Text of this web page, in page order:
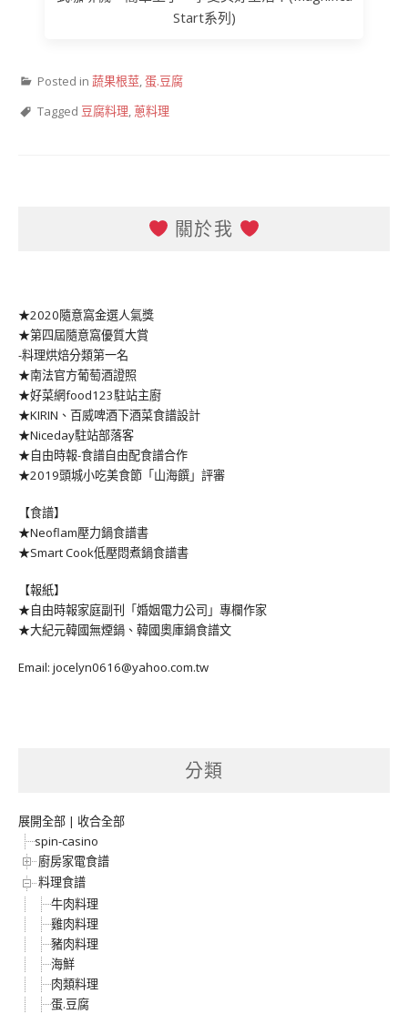
Start系列)
Posted in 蔬果根莖,蛋.豆腐
Tagged 豆腐料理,蔥料理
關於我
★2020隨意窩金選人氣獎
★第四屆隨意窩優質大賞
-料理烘焙分類第一名
★南法官方葡萄酒證照
★好菜網food123駐站主廚
★KIRIN、百威啤酒下酒菜食譜設計
★Niceday駐站部落客
★自由時報-食譜自由配食譜合作
★2019頭城小吃美食節「山海饌」評審
【食譜】
★Neoflam壓力鍋食譜書
★Smart Cook低壓悶煮鍋食譜書
【報紙】
★自由時報家庭副刊「婚姻電力公司」專欄作家
★大紀元韓國無煙鍋、韓國奧庫鍋食譜文
Email: jocelyn0616@yahoo.com.tw
分類
展開全部 | 收合全部
spin-casino
廚房家電食譜
料理食譜
牛肉料理
雞肉料理
豬肉料理
海鮮
肉類料理
蛋.豆腐